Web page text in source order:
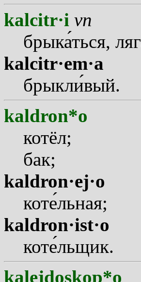
kalcitr·i vn
брыкаться, ляг
kalcitr·em·a
брыкливый.
kaldron*o
котёл;
бак;
kaldron·ej·o
котельная;
kaldron·ist·o
котельщик.
kalejdoskop*o